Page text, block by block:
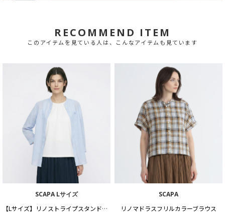
RECOMMEND ITEM
このアイテムを見ている人は、こんなアイテムも見ています
SCAPA Lサイズ
【Lサイズ】リノストライプスタンドカラーブラウス
SCAPA
リノマドラスフリルカラーブラウス